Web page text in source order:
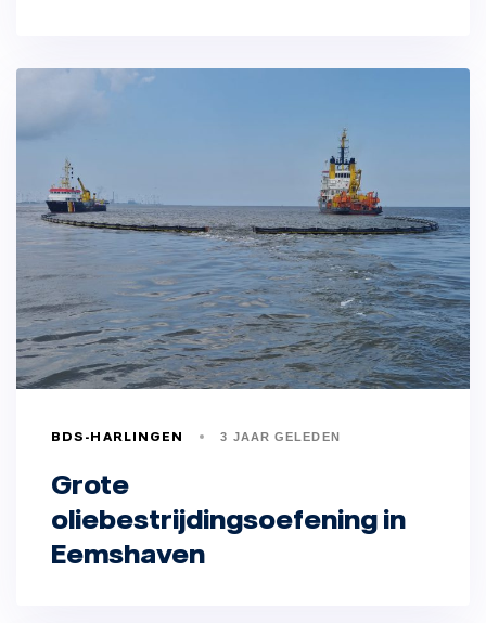
BDS-HARLINGEN 3 JAAR GELEDEN
Grote
oliebestrijdingsoefening in
Eemshaven